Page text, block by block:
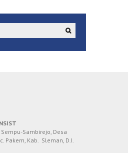
Sempu-Sambirejo, Desa
Pakem, Kab. Sleman, D.I.